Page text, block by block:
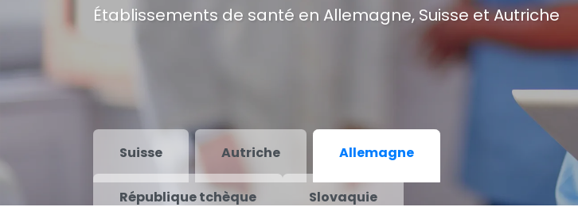
Établissements de santé en Allemagne, Suisse et Autriche
Suisse Autriche Allemagne
République tchèque Slovaquie